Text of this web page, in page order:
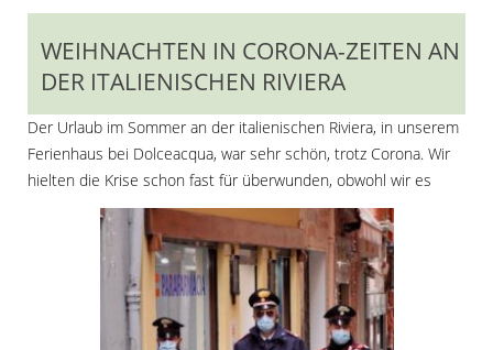
WEIHNACHTEN IN CORONA-ZEITEN AN
DER ITALIENISCHEN RIVIERA
Der Urlaub im Sommer an der italienischen Riviera, in unserem
Ferienhaus bei Dolceacqua, war sehr schön, trotz Corona. Wir
hielten die Krise schon fast für überwunden, obwohl wir es
besser hätten wissen müssen. Die zweite Welle, die von den
Virologen schon lange prophezeit wurde, traf sogar schon eher
ein. Dem exponentiellen Wert geschuldet, sind die Zahlen, der
mit Covid-19 Infizierten, in ganz Europa wieder rasant
angestiegen. Wieder im Lockdown hoffen wir, dass die Zahlen
sinken werden.